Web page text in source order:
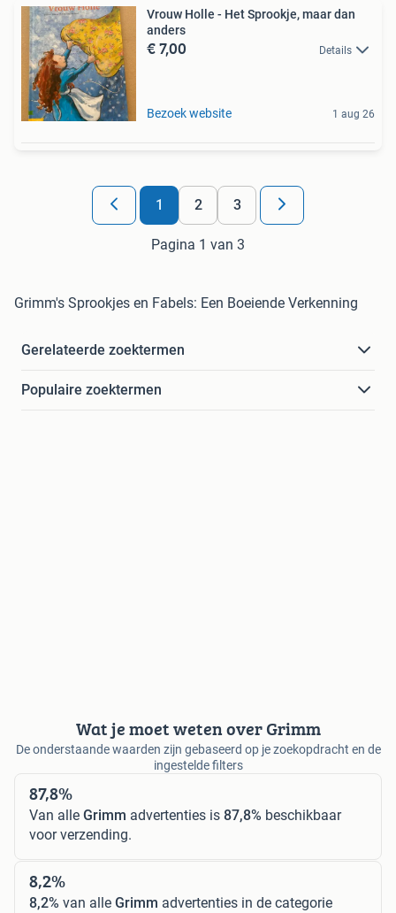
Vrouw Holle - Het Sprookje, maar dan
anders
€ 7,00 Details
Bezoek website 1 aug 26
1 2 3
Pagina 1 van 3
Grimm's Sprookjes en Fabels: Een Boeiende Verkenning
Gerelateerde zoektermen
Populaire zoektermen
Wat je moet weten over Grimm
De onderstaande waarden zijn gebaseerd op je zoekopdracht en de
ingestelde filters
87,8%
Van alle Grimm advertenties is 87,8% beschikbaar
voor verzending.
8,2%
8,2% van alle Grimm advertenties in de categorie